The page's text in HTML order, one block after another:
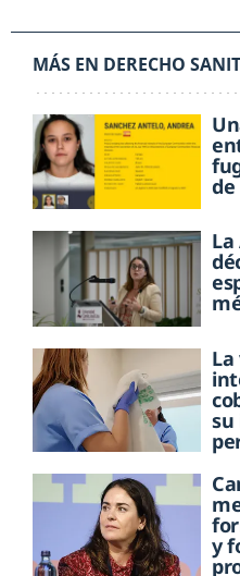
MÁS EN DERECHO
de
La
La
su
y